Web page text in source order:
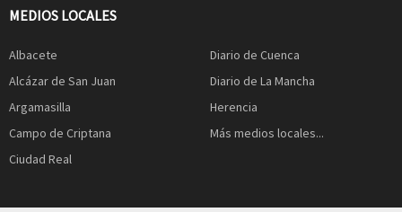
MEDIOS LOCALES
Albacete
Alcázar de San Juan
Argamasilla
Campo de Criptana
Ciudad Real
Diario de Cuenca
Diario de La Mancha
Herencia
Más medios locales...